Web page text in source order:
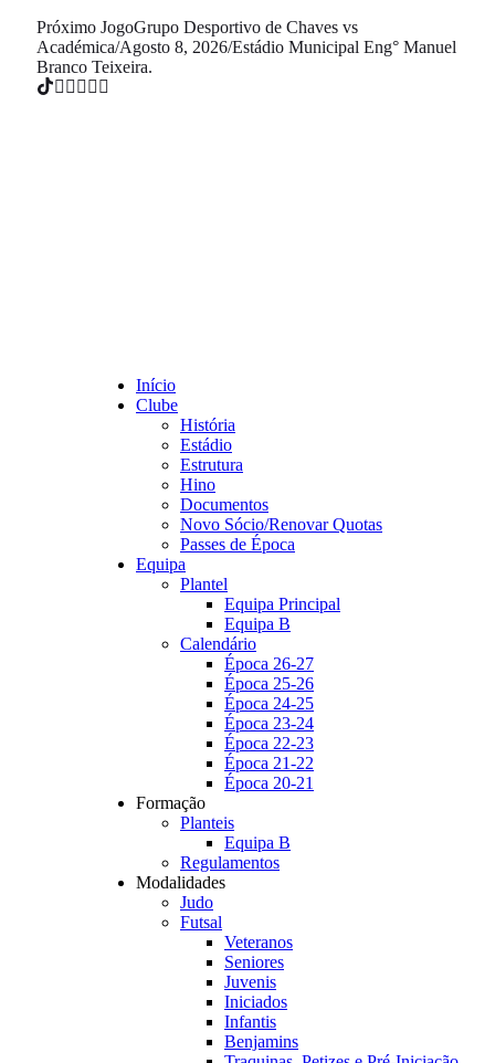
Próximo JogoGrupo Desportivo de Chaves vs
Académica/Agosto 8, 2026/Estádio Municipal Eng° Manuel
Branco Teixeira.
Início
Clube
História
Estádio
Estrutura
Hino
Documentos
Novo Sócio/Renovar Quotas
Passes de Época
Equipa
Plantel
Equipa Principal
Equipa B
Calendário
Época 26-27
Época 25-26
Época 24-25
Época 23-24
Época 22-23
Época 21-22
Época 20-21
Formação
Planteis
Equipa B
Regulamentos
Modalidades
Judo
Futsal
Veteranos
Seniores
Juvenis
Iniciados
Infantis
Benjamins